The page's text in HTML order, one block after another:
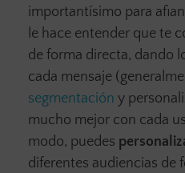
importantísimo para
le hace entender que te
de forma directa, dando
cada mensaje
segmentación y
mucho mejor con cada
modo, puedes
diferentes audiencias de